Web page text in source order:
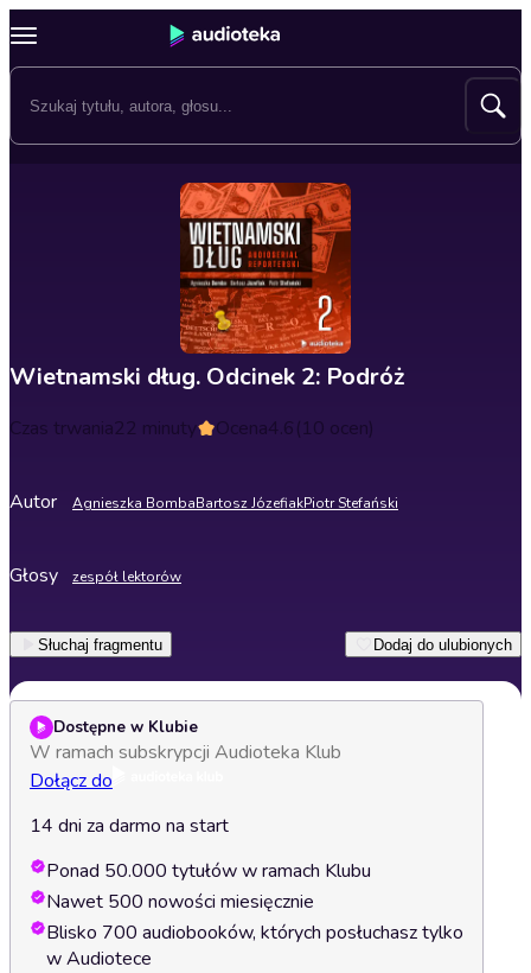
Wietnamski dług. Odcinek 2: Podróż
Czas trwania22 minuty Ocena4.6(10 ocen)
Autor Agnieszka BombaBartosz JózefiakPiotr Stefański
Głosy zespół lektorów
Słuchaj fragmentu Dodaj do ulubionych
Dostępne w Klubie
W ramach subskrypcji Audioteka Klub
Dołącz do
14 dni za darmo na start
Ponad 50.000 tytułów w ramach Klubu
Nawet 500 nowości miesięcznie
Blisko 700 audiobooków, których posłuchasz tylko
w Audiotece